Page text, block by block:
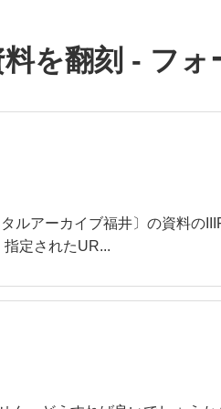
を翻刻 - フォ
ルアーカイブ福井〕の資料の
定されたUR...